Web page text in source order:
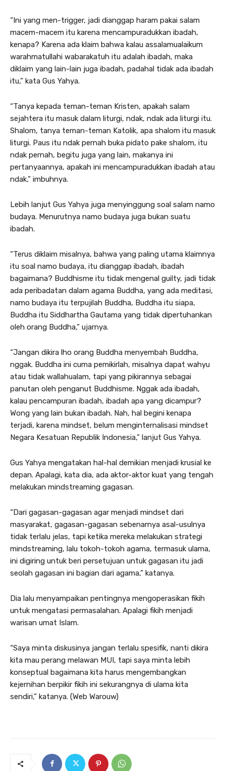
“Ini yang men-trigger, jadi dianggap haram pakai salam
macem-macem itu karena mencampuradukkan ibadah,
kenapa? Karena ada klaim bahwa kalau assalamualaikum
warahmatullahi wabarakatuh itu adalah ibadah, maka
diklaim yang lain-lain juga ibadah, padahal tidak ada ibadah
itu,” kata Gus Yahya.
“Tanya kepada teman-teman Kristen, apakah salam
sejahtera itu masuk dalam liturgi, ndak, ndak ada liturgi itu.
Shalom, tanya teman-teman Katolik, apa shalom itu masuk
liturgi. Paus itu ndak pernah buka pidato pake shalom, itu
ndak pernah, begitu juga yang lain, makanya ini
pertanyaannya, apakah ini mencampuradukkan ibadah atau
ndak,” imbuhnya.
Lebih lanjut Gus Yahya juga menyinggung soal salam namo
budaya. Menurutnya namo budaya juga bukan suatu
ibadah.
“Terus diklaim misalnya, bahwa yang paling utama klaimnya
itu soal namo budaya, itu dianggap ibadah, ibadah
bagaimana? Buddhisme itu tidak mengenal guilty, jadi tidak
ada peribadatan dalam agama Buddha, yang ada meditasi,
namo budaya itu terpujilah Buddha, Buddha itu siapa,
Buddha itu Siddhartha Gautama yang tidak dipertuhankan
oleh orang Buddha,” ujarnya.
“Jangan dikira lho orang Buddha menyembah Buddha,
nggak. Buddha ini cuma pemikirlah, misalnya dapat wahyu
atau tidak wallahualam, tapi yang pikirannya sebagai
panutan oleh penganut Buddhisme. Nggak ada ibadah,
kalau pencampuran ibadah, ibadah apa yang dicampur?
Wong yang lain bukan ibadah. Nah, hal begini kenapa
terjadi, karena mindset, belum menginternalisasi mindset
Negara Kesatuan Republik Indonesia,” lanjut Gus Yahya.
Gus Yahya mengatakan hal-hal demikian menjadi krusial ke
depan. Apalagi, kata dia, ada aktor-aktor kuat yang tengah
melakukan mindstreaming gagasan.
“Dari gagasan-gagasan agar menjadi mindset dari
masyarakat, gagasan-gagasan sebenarnya asal-usulnya
tidak terlalu jelas, tapi ketika mereka melakukan strategi
mindstreaming, lalu tokoh-tokoh agama, termasuk ulama,
ini digiring untuk beri persetujuan untuk gagasan itu jadi
seolah gagasan ini bagian dari agama,” katanya.
Dia lalu menyampaikan pentingnya mengoperasikan fikih
untuk mengatasi permasalahan. Apalagi fikih menjadi
warisan umat Islam.
“Saya minta diskusinya jangan terlalu spesifik, nanti dikira
kita mau perang melawan MUI, tapi saya minta lebih
konseptual bagaimana kita harus mengembangkan
kejernihan berpikir fikih ini sekurangnya di ulama kita
sendiri,” katanya. (Web Warouw)